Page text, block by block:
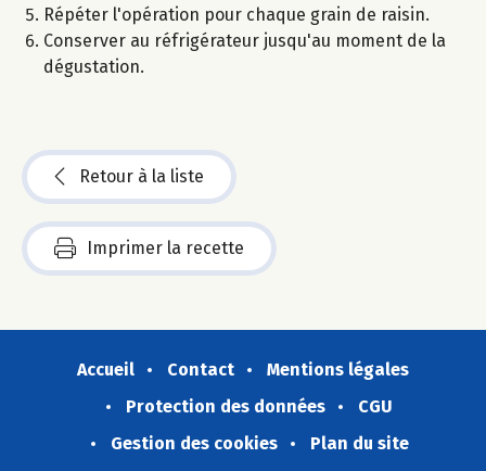
Répéter l'opération pour chaque grain de raisin.
Conserver au réfrigérateur jusqu'au moment de la
dégustation.
Retour à la liste
Imprimer la recette
Accueil Contact
Mentions légales
Protection des données
CGU
Gestion des cookies
Plan du site